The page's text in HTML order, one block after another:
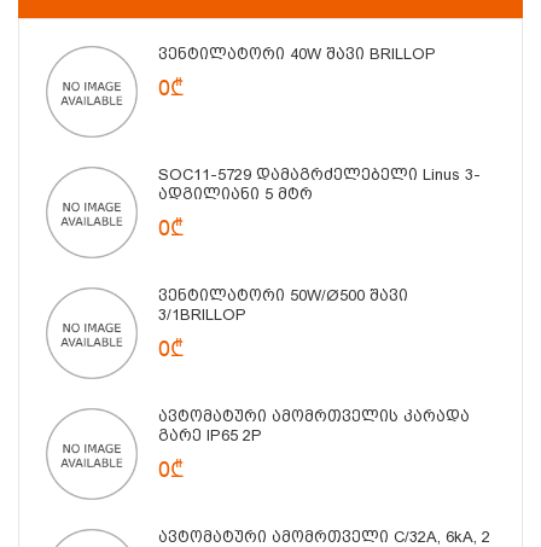
Ვენტილატორი 40W Შავი BRILLOP
0₾
SOC11-5729 Დამაგრძელებელი Linus 3-
Ადგილიანი 5 Მტრ
0₾
Ვენტილატორი 50W/Ø500 Შავი
3/1BRILLOP
0₾
Ავტომატური Ამომრთველის Კარადა
Გარე IP65 2P
0₾
Ავტომატური Ამომრთველი C/32A, 6kA, 2